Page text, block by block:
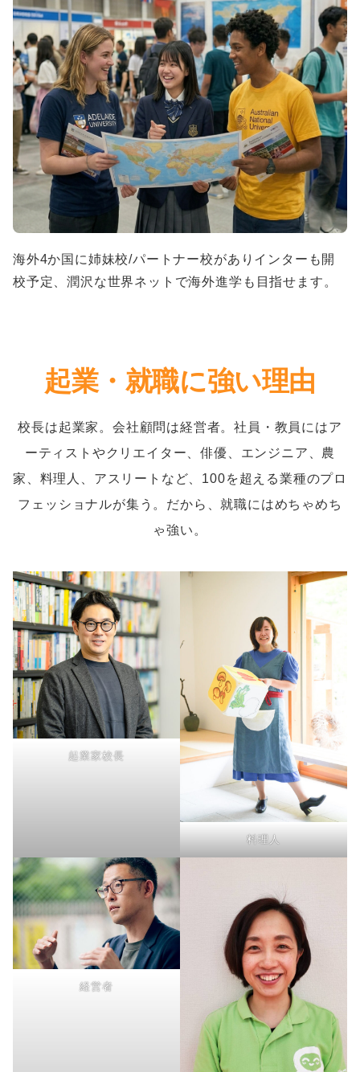
海外4か国に姉妹校/パートナー校がありインターも開
校予定、潤沢な世界ネットで海外進学も目指せます。
起業・就職に強い理由
校長は起業家。会社顧問は経営者。社員・教員にはア
ーティストやクリエイター、俳優、エンジニア、農
家、料理人、アスリートなど、100を超える業種のプロ
フェッショナルが集う。だから、就職にはめちゃめち
ゃ強い。
起業家校長
料理人
経営者